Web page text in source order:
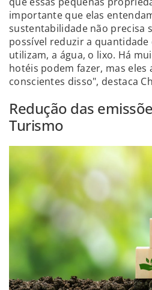
importante que elas
sustentabilidade não precisa
possível reduzir a quantidade
utilizam, a água, o lixo. Há
hotéis podem fazer, mas eles
conscientes disso", destaca
Redução das
Turismo